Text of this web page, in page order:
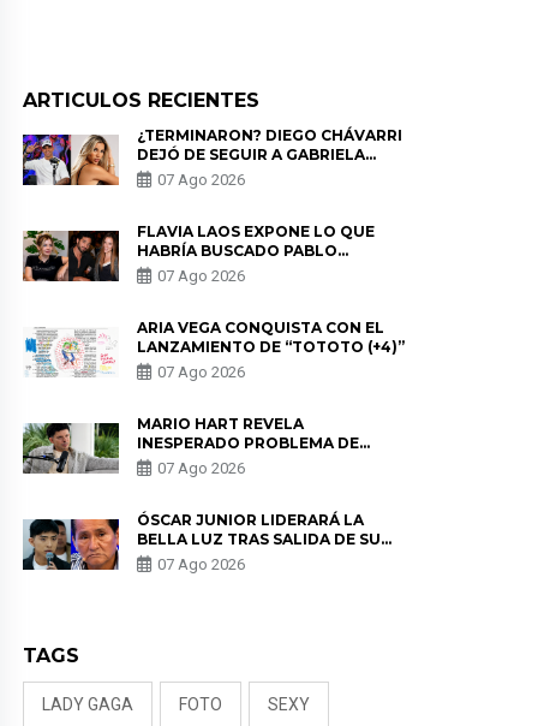
ARTICULOS RECIENTES
¿TERMINARON? DIEGO CHÁVARRI
DEJÓ DE SEGUIR A GABRIELA
HERRERA Y ANUNCIA SU SALIDA
DE PÓDCAST
07 Ago 2026
FLAVIA LAOS EXPONE LO QUE
HABRÍA BUSCADO PABLO
HEREDIA CON ALE FULLER: “UNA
DE LAS PARTES QUERÍA EL
07 Ago 2026
ARIA VEGA CONQUISTA CON EL
LANZAMIENTO DE “TOTOTO (+4)”
07 Ago 2026
MARIO HART REVELA
INESPERADO PROBLEMA DE
SALUD ANTES DE SEPARARSE DE
KORINA: “ME ENCONTRARON UN
07 Ago 2026
ÓSCAR JUNIOR LIDERARÁ LA
BELLA LUZ TRAS SALIDA DE SU
PADRE POR POLÉMICA CON
NALDY SALDAÑA
07 Ago 2026
TAGS
LADY GAGA FOTO SEXY